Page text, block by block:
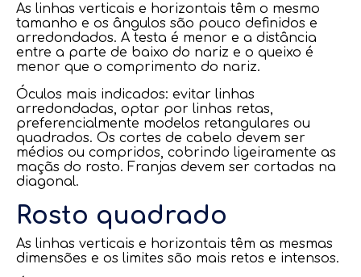
As linhas verticais e horizontais têm o mesmo
tamanho e os ângulos são pouco definidos e
arredondados. A testa é menor e a distância
entre a parte de baixo do nariz e o queixo é
menor que o comprimento do nariz.
Óculos mais indicados: evitar linhas
arredondadas, optar por linhas retas,
preferencialmente modelos retangulares ou
quadrados. Os cortes de cabelo devem ser
médios ou compridos, cobrindo ligeiramente as
maçãs do rosto. Franjas devem ser cortadas na
diagonal.
Rosto quadrado
As linhas verticais e horizontais têm as mesmas
dimensões e os limites são mais retos e intensos.